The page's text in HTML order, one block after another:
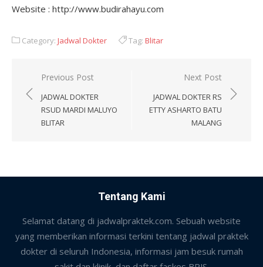
Website : http://www.budirahayu.com
Category: Jadwal Dokter Tag: Blitar
Post
navigation
Previous Post
JADWAL DOKTER
RSUD MARDI MALUYO
BLITAR
Next Post
JADWAL DOKTER RS
ETTY ASHARTO BATU
MALANG
Tentang Kami
Selamat datang di jadwalpraktek.com. Sebuah website
yang memberikan informasi terkini tentang jadwal praktek
dokter di seluruh Indonesia, informasi jam besuk rumah